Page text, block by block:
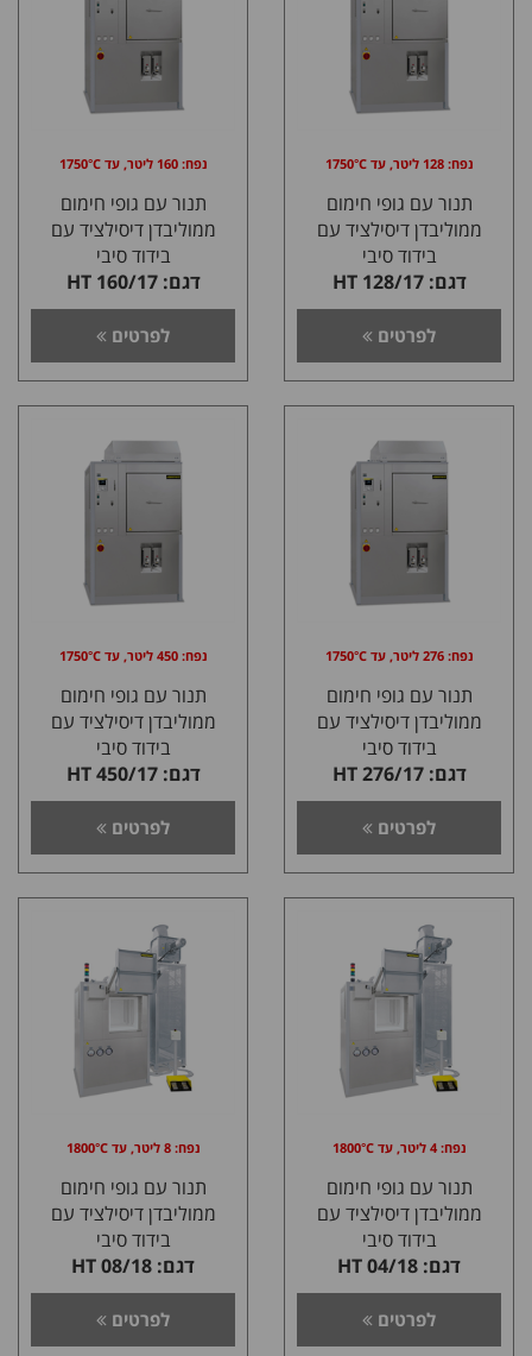
נפח: 128 ליטר, עד 1750°C
תנור עם גופי חימום
ממוליבדן דיסילציד עם
בידוד סיבי
דגם: HT 128/17
לפרטים
נפח: 160 ליטר, עד 1750°C
תנור עם גופי חימום
ממוליבדן דיסילציד עם
בידוד סיבי
דגם: HT 160/17
לפרטים
נפח: 276 ליטר, עד 1750°C
תנור עם גופי חימום
ממוליבדן דיסילציד עם
בידוד סיבי
דגם: HT 276/17
לפרטים
נפח: 450 ליטר, עד 1750°C
תנור עם גופי חימום
ממוליבדן דיסילציד עם
בידוד סיבי
דגם: HT 450/17
לפרטים
נפח: 4 ליטר, עד 1800°C
תנור עם גופי חימום
ממוליבדן דיסילציד עם
בידוד סיבי
דגם: HT 04/18
לפרטים
נפח: 8 ליטר, עד 1800°C
תנור עם גופי חימום
ממוליבדן דיסילציד עם
בידוד סיבי
דגם: HT 08/18
לפרטים